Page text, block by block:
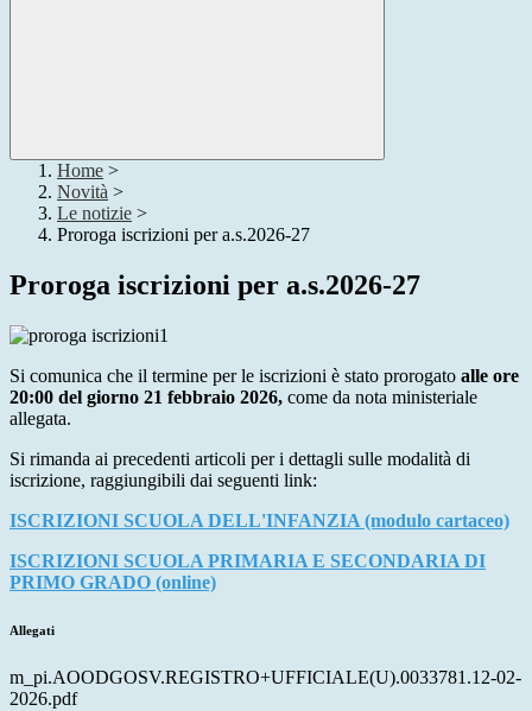
Home >
Novità >
Le notizie >
Proroga iscrizioni per a.s.2026-27
Proroga iscrizioni per a.s.2026-27
Si comunica che il termine per le iscrizioni è stato prorogato alle ore
20:00 del giorno 21 febbraio 2026, come da nota ministeriale
allegata.
Si rimanda ai precedenti articoli per i dettagli sulle modalità di
iscrizione, raggiungibili dai seguenti link:
ISCRIZIONI SCUOLA DELL'INFANZIA (modulo cartaceo)
ISCRIZIONI SCUOLA PRIMARIA E SECONDARIA DI
PRIMO GRADO (online)
Allegati
m_pi.AOODGOSV.REGISTRO+UFFICIALE(U).0033781.12-02-
2026.pdf